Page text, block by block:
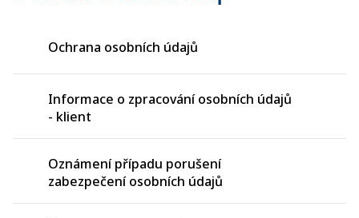
Ochrana osobních údajů
Informace o zpracování osobních údajů
- klient
Oznámení případu porušení
zabezpečení osobních údajů